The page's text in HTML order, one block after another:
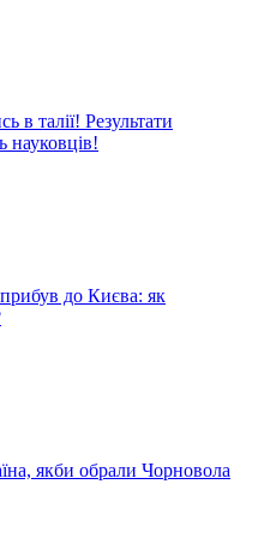
в талії! Результати
науковців!
до Києва: як
якби обрали Чорновола